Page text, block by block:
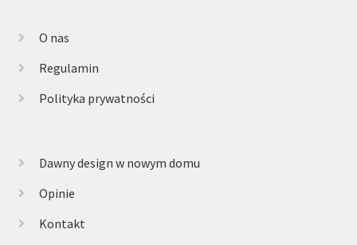
O nas
Regulamin
Polityka prywatności
Dawny design w nowym domu
Opinie
Kontakt